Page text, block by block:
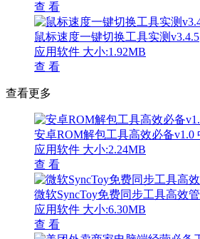
查 看
鼠标速度一键切换工具实测v3.4.5
应用软件 大小:1.92MB
查 看
查看更多
安卓ROM解包工具高效必备v1.0
应用软件 大小:2.24MB
查 看
微软SyncToy免费同步工具高效
应用软件 大小:6.30MB
查 看